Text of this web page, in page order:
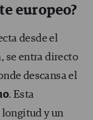
europeo?
desde el
se entra directo
descansa el
. Esta
longitud y un